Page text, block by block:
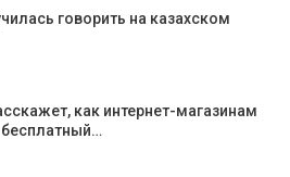
говорить на казахском
как интернет-магазинам